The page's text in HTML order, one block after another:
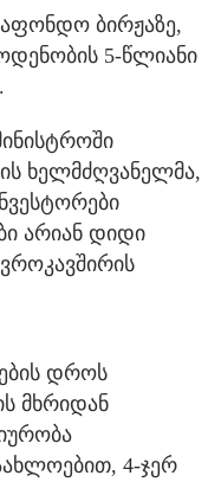
ბირჟაზე,
5-წლიანი
ხელმძღვანელმა,
არიან დიდი
დროს
მხრიდან
4-ჯერ